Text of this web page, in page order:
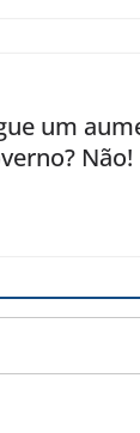
um
Não!